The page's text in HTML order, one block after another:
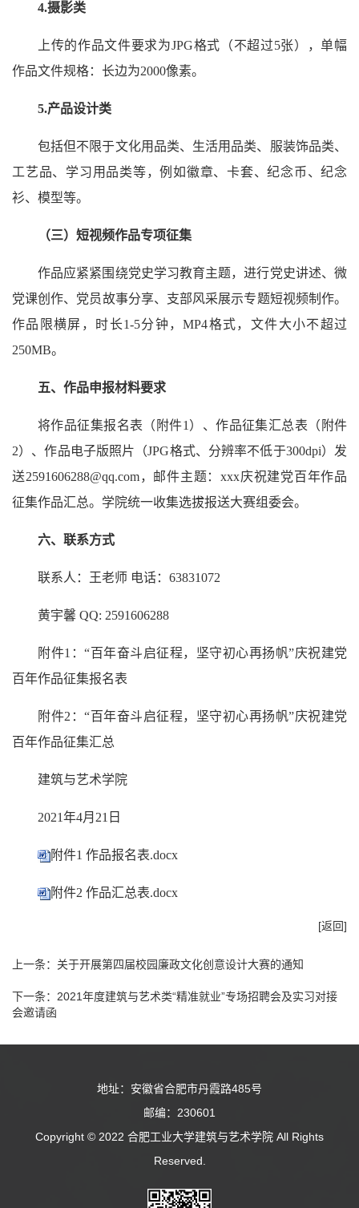
4.摄影类
上传的作品文件要求为JPG格式（不超过5张），单幅
作品文件规格：长边为2000像素。
5.产品设计类
包括但不限于文化用品类、生活用品类、服装饰品类、
工艺品、学习用品类等，例如徽章、卡套、纪念币、纪念
衫、模型等。
（三）短视频作品专项征集
作品应紧紧围绕党史学习教育主题，进行党史讲述、微
党课创作、党员故事分享、支部风采展示专题短视频制作。
作品限横屏，时长1-5分钟，MP4格式，文件大小不超过
250MB。
五、作品申报材料要求
将作品征集报名表（附件1）、作品征集汇总表（附件
2）、作品电子版照片（JPG格式、分辨率不低于300dpi）发
送2591606288@qq.com，邮件主题：xxx庆祝建党百年作品
征集作品汇总。学院统一收集选拔报送大赛组委会。
六、联系方式
联系人：王老师 电话：63831072
黄宇馨 QQ: 2591606288
附件1：“百年奋斗启征程，坚守初心再扬帆”庆祝建党
百年作品征集报名表
附件2：“百年奋斗启征程，坚守初心再扬帆”庆祝建党
百年作品征集汇总
建筑与艺术学院
2021年4月21日
附件1 作品报名表.docx
附件2 作品汇总表.docx
[返回]
上一条： 关于开展第四届校园廉政文化创意设计大赛的通知
下一条： 2021年度建筑与艺术类“精准就业”专场招聘会及实习对接
会邀请函
地址：安徽省合肥市丹霞路485号
邮编：230601
Copyright © 2022 合肥工业大学建筑与艺术学院 All Rights
Reserved.